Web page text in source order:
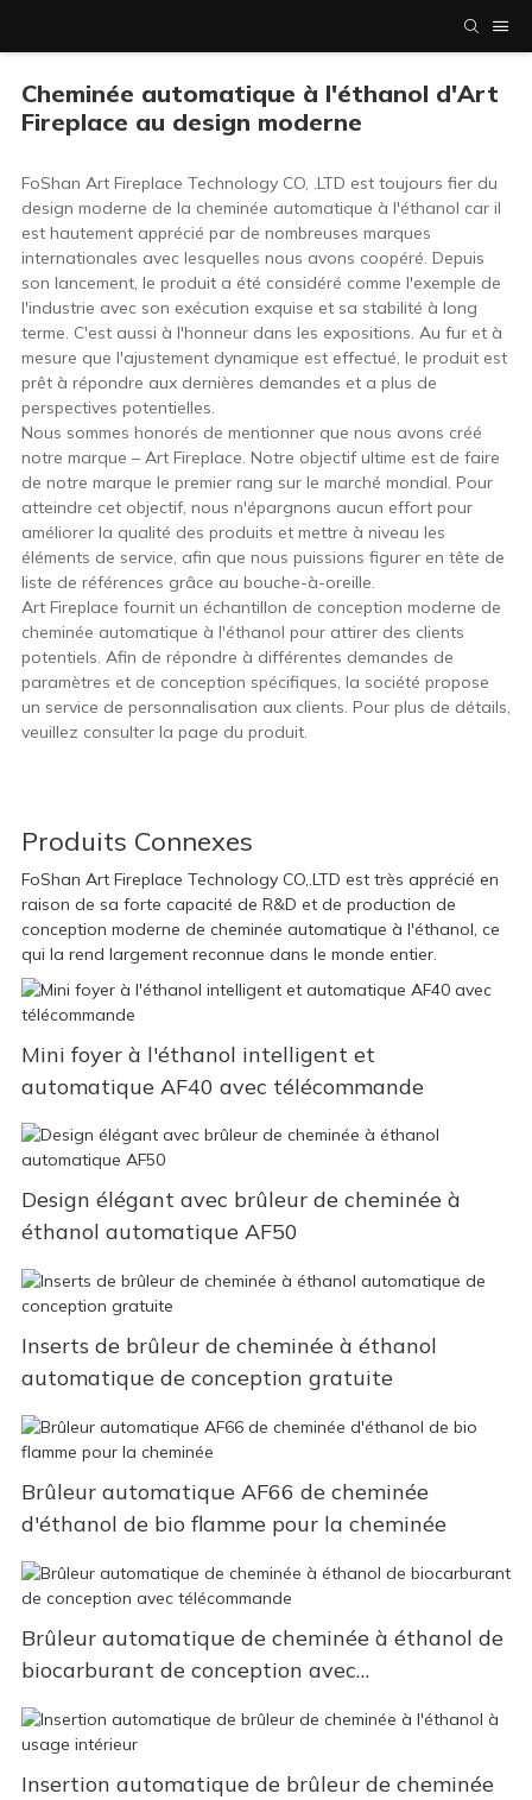
Cheminée automatique à l'éthanol d'Art
Fireplace au design moderne
FoShan Art Fireplace Technology CO, .LTD est toujours fier du
design moderne de la cheminée automatique à l'éthanol car il
est hautement apprécié par de nombreuses marques
internationales avec lesquelles nous avons coopéré. Depuis
son lancement, le produit a été considéré comme l'exemple de
l'industrie avec son exécution exquise et sa stabilité à long
terme. C'est aussi à l'honneur dans les expositions. Au fur et à
mesure que l'ajustement dynamique est effectué, le produit est
prêt à répondre aux dernières demandes et a plus de
perspectives potentielles.
Nous sommes honorés de mentionner que nous avons créé
notre marque – Art Fireplace. Notre objectif ultime est de faire
de notre marque le premier rang sur le marché mondial. Pour
atteindre cet objectif, nous n'épargnons aucun effort pour
améliorer la qualité des produits et mettre à niveau les
éléments de service, afin que nous puissions figurer en tête de
liste de références grâce au bouche-à-oreille.
Art Fireplace fournit un échantillon de conception moderne de
cheminée automatique à l'éthanol pour attirer des clients
potentiels. Afin de répondre à différentes demandes de
paramètres et de conception spécifiques, la société propose
un service de personnalisation aux clients. Pour plus de détails,
veuillez consulter la page du produit.
Produits Connexes
FoShan Art Fireplace Technology CO,.LTD est très apprécié en
raison de sa forte capacité de R&D et de production de
conception moderne de cheminée automatique à l'éthanol, ce
qui la rend largement reconnue dans le monde entier.
Mini foyer à l'éthanol intelligent et
automatique AF40 avec télécommande
Design élégant avec brûleur de cheminée à
éthanol automatique AF50
Inserts de brûleur de cheminée à éthanol
automatique de conception gratuite
Brûleur automatique AF66 de cheminée
d'éthanol de bio flamme pour la cheminée
Brûleur automatique de cheminée à éthanol de
biocarburant de conception avec
télécommande
Insertion automatique de brûleur de cheminée